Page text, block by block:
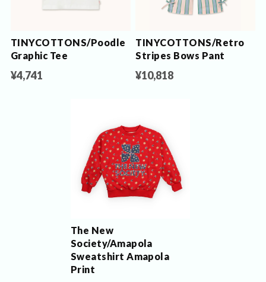
TINYCOTTONS/Poodle
Graphic Tee
¥4,741
TINYCOTTONS/Retro
Stripes Bows Pant
¥10,818
The New
Society/Amapola
Sweatshirt Amapola
Print